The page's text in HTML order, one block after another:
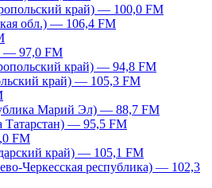
край) — 100,0 FM
обл.) — 106,4 FM
— 97,0 FM
край) — 94,8 FM
край) — 105,3 FM
Марий Эл) — 88,7 FM
Татарстан) — 95,5 FM
FM
край) — 105,1 FM
Черкесская республика) — 102,3